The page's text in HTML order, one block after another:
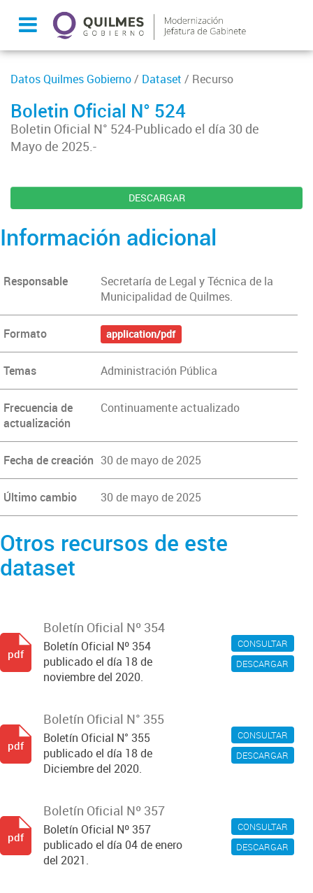
Datos Quilmes Gobierno/ Dataset / Recurso
Boletin Oficial N° 524
Boletin Oficial N° 524-Publicado el día 30 de
Mayo de 2025.-
DESCARGAR
Información adicional
Responsable
Secretaría de Legal y Técnica de la
Municipalidad de Quilmes.
Formato application/pdf
Temas Administración Pública
Frecuencia de
actualización
Continuamente actualizado
Fecha de creación 30 de mayo de 2025
Último cambio 30 de mayo de 2025
Otros recursos de este
dataset
CONSULTAR
DESCARGAR
Boletín Oficial Nº 354
Boletín Oficial Nº 354
publicado el día 18 de
noviembre del 2020.
pdf
CONSULTAR
DESCARGAR
Boletín Oficial N° 355
Boletín Oficial N° 355
publicado el día 18 de
Diciembre del 2020.
pdf
CONSULTAR
DESCARGAR
Boletín Oficial Nº 357
Boletín Oficial Nº 357
publicado el día 04 de enero
del 2021.
pdf